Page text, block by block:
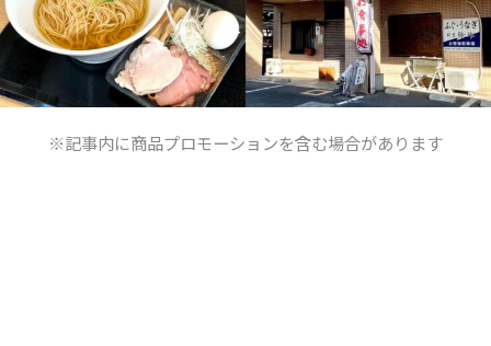
※記事内に商品プロモーションを含む場合があります